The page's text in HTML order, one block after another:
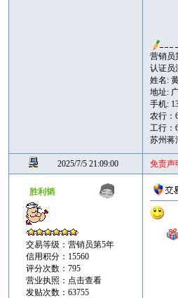
营销员
认证员
姓名:
地址:
手机:
农行：
工行：
苏州蒋
2025/7/5 21:09:00 免责声
胜利韬
交易等级：营销员第5年
信用积分：15560
评分次数：795
营业执照： 点击查看
发贴次数：63755